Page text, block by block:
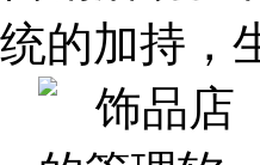
统的加持，